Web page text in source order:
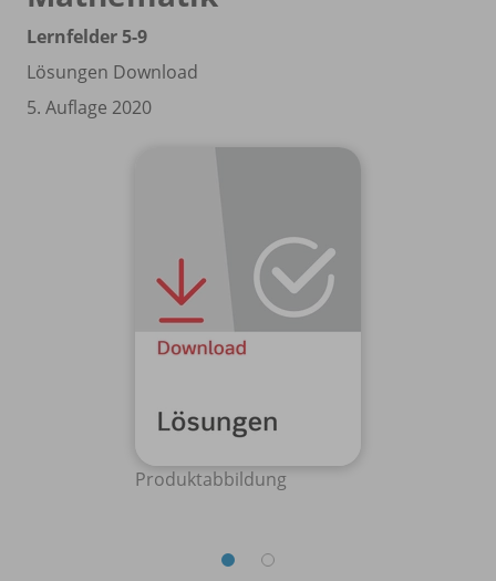
Lernfelder 5-9
Lösungen Download
5. Auflage 2020
Produktabbildung